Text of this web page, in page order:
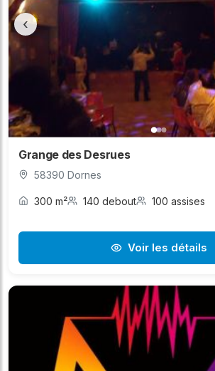
‹
Grange des Desrues
58390 Dornes
300 m² 140 debout 100 assises
Voir les détails